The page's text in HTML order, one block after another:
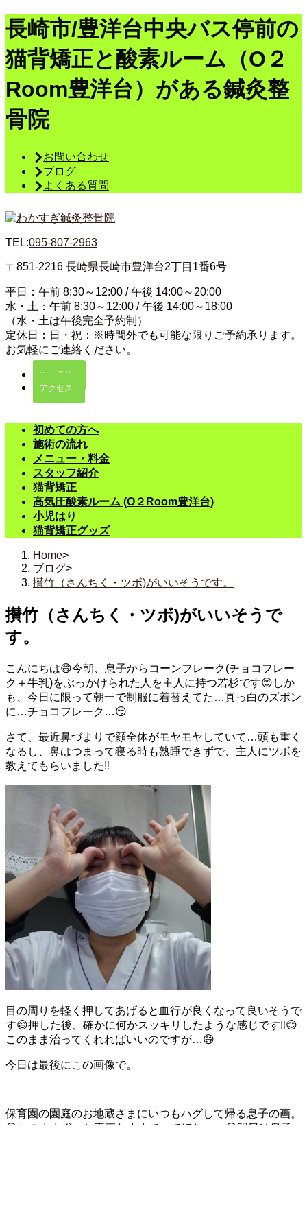
長崎市/豊洋台中央バス停前の
猫背矯正と酸素ルーム（O２
Room豊洋台）がある鍼灸整
骨院
お問い合わせ
ブログ
よくある質問
TEL:095-807-2963
〒851-2216 長崎県長崎市豊洋台2丁目1番6号
平日：午前 8:30～12:00 / 午後 14:00～20:00
水・土：午前 8:30～12:00 / 午後 14:00～18:00
（水・土は午後完全予約制）
定休日：日・祝：※時間外でも可能な限りご予約承ります。
お気軽にご連絡ください。
Web予約
アクセス
初めての方へ
施術の流れ
メニュー・料金
スタッフ紹介
猫背矯正
高気圧酸素ルーム (O２Room豊洋台)
小児はり
猫背矯正グッズ
Home>
ブログ>
攅竹（さんちく・ツボ)がいいそうです。
攅竹（さんちく・ツボ)がいいそうで
す。
こんにちは😄今朝、息子からコーンフレーク(チョコフレー
ク＋牛乳)をぶっかけられた人を主人に持つ若杉です😊しか
も、今日に限って朝一で制服に着替えてた…真っ白のズボン
に…チョコフレーク…😏
さて、最近鼻づまりで顔全体がモヤモヤしていて…頭も重く
なるし、鼻はつまって寝る時も熟睡できずで、主人にツボを
教えてもらいました‼
目の周りを軽く押してあげると血行が良くなって良いそうで
す😄押した後、確かに何かスッキリしたような感じです‼😊
このまま治ってくれればいいのですが…😅
今日は最後にこの画像で。
保育園の園庭のお地蔵さまにいつもハグして帰る息子の画。
😊このままずっと素直なままでいてほしい…😁明日は息子